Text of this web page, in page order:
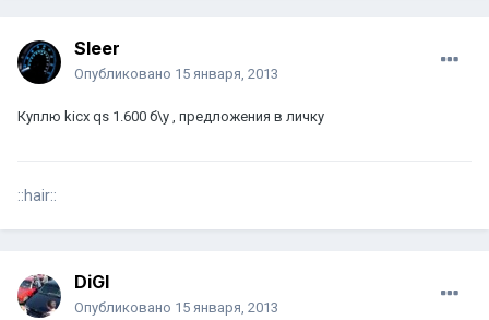
Sleer
Опубликовано 15 января, 2013
Куплю kicx qs 1.600 б\у , предложения в личку
::hair::
DiGI
Опубликовано 15 января, 2013